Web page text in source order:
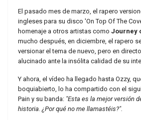
El pasado mes de marzo, el rapero
ingleses para su disco 'On Top Of The
homenaje a otros artistas como Journey
mucho después, en diciembre, el rapero
versionar el tema de nuevo, pero en
alucinado ante la insólita calidad de su
Y ahora, el vídeo ha llegado hasta Ozzy,
boquiabierto, lo ha compartido con el
Pain y su banda: "Esta es la mejor versión
historia. ¿Por qué no me llamastéis?".